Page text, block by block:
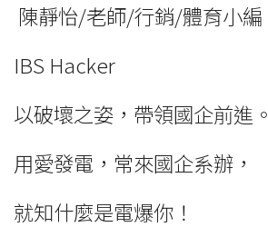
陳靜怡/老師/行銷/體育小編
IBS Hacker
以破壞之姿，帶領國企前進。
用愛發電，常來國企系辦，
就知什麼是電爆你！